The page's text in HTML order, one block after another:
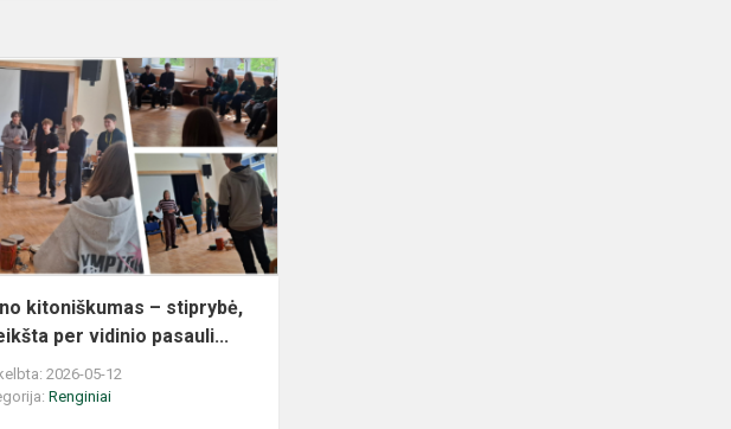
kitoniškumas – stiprybė,
per vidinio pasauli...
2026-05-12
Renginiai